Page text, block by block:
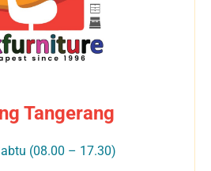
Tangerang
(08.00 – 17.30)